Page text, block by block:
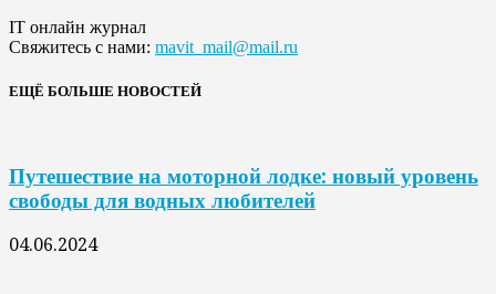
IT онлайн журнал
Свяжитесь с нами: mavit_mail@mail.ru
ЕЩЁ БОЛЬШЕ НОВОСТЕЙ
Путешествие на моторной лодке: новый уровень
свободы для водных любителей
04.06.2024